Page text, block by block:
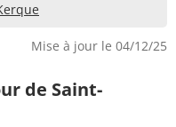
Mise à jour le 04/12/25
de Saint-